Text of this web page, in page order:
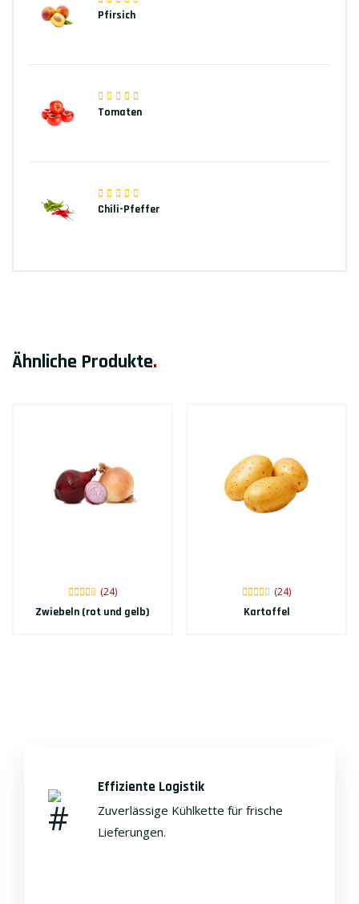
Pfirsich
Tomaten
Chili-Pfeffer
Ähnliche Produkte.
(24)
Zwiebeln (rot und gelb)
(24)
Kartoffel
Effiziente Logistik
Zuverlässige Kühlkette für frische
Lieferungen.